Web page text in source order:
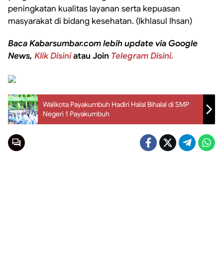
peningkatan kualitas layanan serta kepuasan
masyarakat di bidang kesehatan. (Ikhlasul Ihsan)
Baca Kabarsumbar.com lebih update via Google
News, Klik Disiniatau Join Telegram Disini.
Walikota Payakumbuh Hadiri Halal Bihalal di SMP
Negeri 1 Payakumbuh